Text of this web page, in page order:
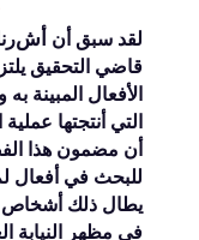
لقد سبق أن أش
قاضي التحقيق
الأفعال المبينة
التي أنتجتها
أن مضمون هذا
للبحث في أفعال
يطال ذلك أشخاص
في مظهر النيابة